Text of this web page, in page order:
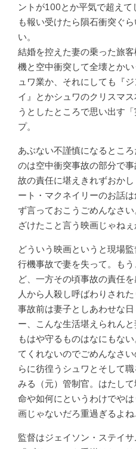
ントが100とか平気で超え
も報い受けたら隕石衝突ぐ
い。
結婚を控えた妻の乗った旅
機と空中衝突して全壊とか
ュワ業か、それにしても『
イ』とかシュワのクリスマ
うとしたところで思い出す
プ。
あぶない不謹慎になるとこ
のは空中衝突事故の部分で
故の責任に堪えきれずおか
ート・マクネイリーのお話
ず言っておこうごめんなさ
ざけたこと言う映画じゃねぇ
どういう映画というと現場
行機事故で妻を失って。も
ど、一方その頃事故の責任
人から人殺し呼ばわりされ
事故前は妻子としあわせな
ー、こんな生活堪えられんと
もはや守るものはなにもな
てくれないのでごめんなさ
らに彷徨うシュワとそして
みる（元）管制官。はたし
命や如何にというわけでや
画じゃないだろ重過ぎるよね
監督はジェイソン・ステイ